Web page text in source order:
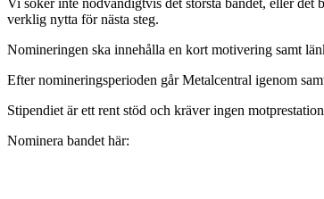
verklig nytta för nästa steg.
Nomineringen ska innehålla en kort motivering samt
Efter nomineringsperioden går Metalcentral igenom
Stipendiet är ett rent stöd och kräver ingen
Nominera bandet här: